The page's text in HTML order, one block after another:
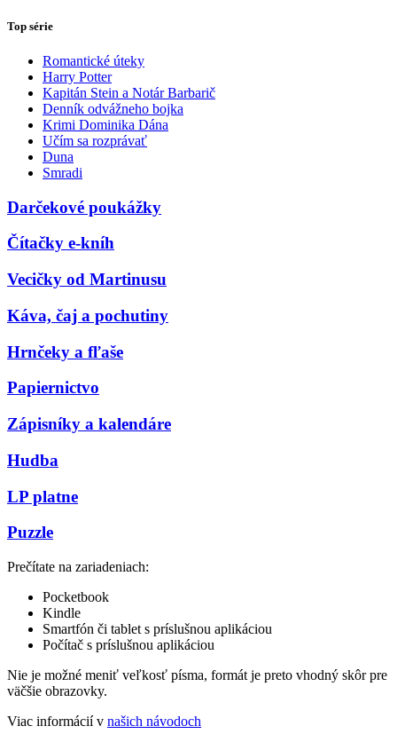
Top série
Romantické úteky
Harry Potter
Kapitán Stein a Notár Barbarič
Denník odvážneho bojka
Krimi Dominika Dána
Učím sa rozprávať
Duna
Smradi
Darčekové poukážky
Čítačky e-kníh
Vecičky od Martinusu
Káva, čaj a pochutiny
Hrnčeky a fľaše
Papiernictvo
Zápisníky a kalendáre
Hudba
LP platne
Puzzle
Prečítate na zariadeniach:
Pocketbook
Kindle
Smartfón či tablet s príslušnou aplikáciou
Počítač s príslušnou aplikáciou
Nie je možné meniť veľkosť písma, formát je preto vhodný skôr pre
väčšie obrazovky.
Viac informácií v našich návodoch